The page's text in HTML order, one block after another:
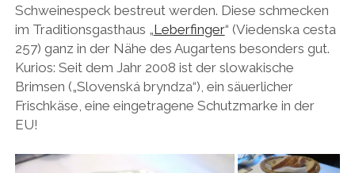
Schweinespeck bestreut werden. Diese schmecken
im Traditionsgasthaus „Leberfinger“ (Viedenska cesta
257) ganz in der Nähe des Augartens besonders gut.
Kurios: Seit dem Jahr 2008 ist der slowakische
Brimsen („Slovenská bryndza“), ein säuerlicher
Frischkäse, eine eingetragene Schutzmarke in der
EU!